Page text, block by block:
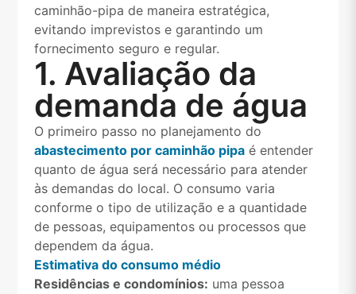
caminhão-pipa de maneira estratégica,
evitando imprevistos e garantindo um
fornecimento seguro e regular.
1. Avaliação da
demanda de água
O primeiro passo no planejamento do
abastecimento por caminhão pipaé entender
quanto de água será necessário para atender
às demandas do local. O consumo varia
conforme o tipo de utilização e a quantidade
de pessoas, equipamentos ou processos que
dependem da água.
Estimativa do consumo médio
Residências e condomínios: uma pessoa